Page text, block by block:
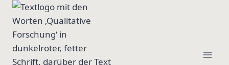
Zum
Inhalt
springen